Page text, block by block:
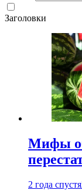
Заголовки
Мифы
2 года спустя